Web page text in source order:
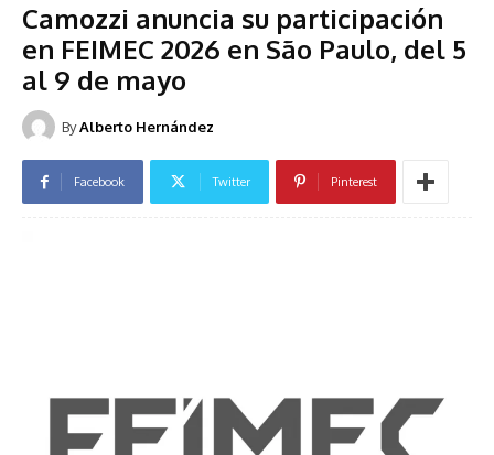
Camozzi anuncia su participación
en FEIMEC 2026 en São Paulo, del 5
al 9 de mayo
ByAlberto Hernández
Facebook Twitter Pinterest